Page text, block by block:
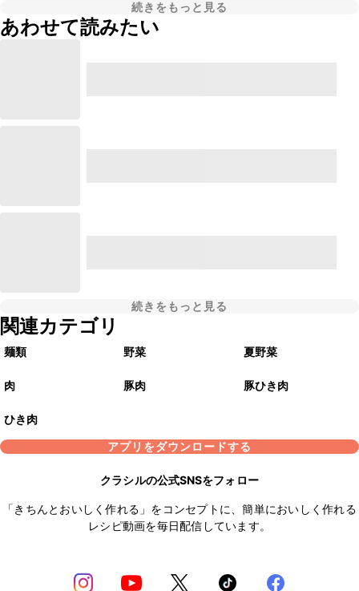
続きをもっと見る
あわせて読みたい
続きをもっと見る
関連カテゴリ
麺類 野菜 夏野菜
肉 豚肉 豚ひき肉
ひき肉
アプリをダウンロードする
クラシルの公式SNSをフォロー
「きちんとおいしく作れる」をコンセプトに、簡単においしく作れる
レシピ動画を毎日配信しています。